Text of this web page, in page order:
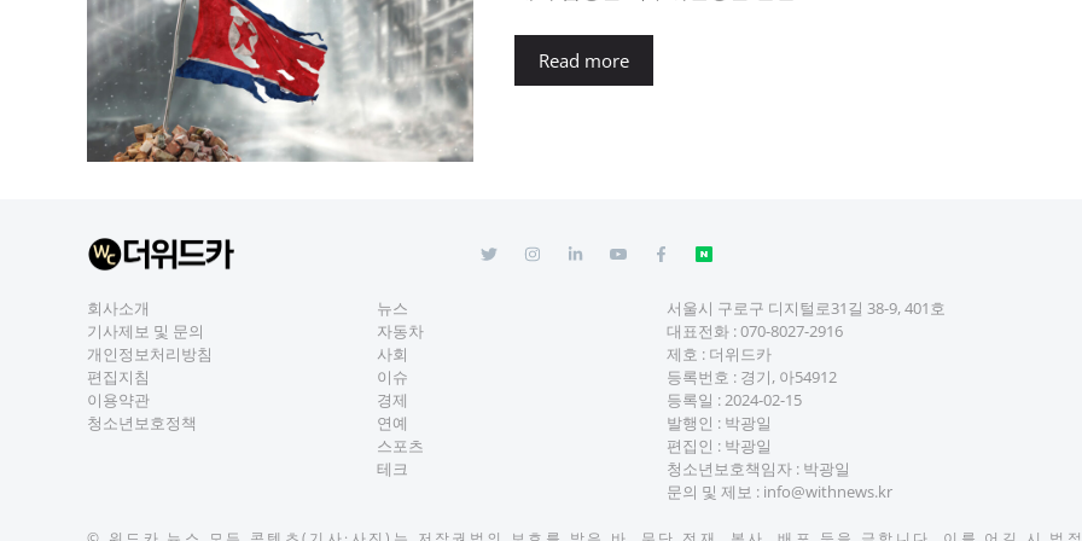
Read more
회사소개
기사제보 및 문의
개인정보처리방침
편집지침
이용약관
청소년보호정책
뉴스
자동차
사회
이슈
경제
연예
스포츠
테크
서울시 구로구 디지털로31길 38-9, 401호
대표전화 :070-8027-2916
제호 : 더위드카
등록번호 : 경기, 아54912
등록일 : 2024-02-15
발행인 : 박광일
편집인 : 박광일
청소년보호책임자 : 박광일
문의 및 제보 : info@withnews.kr